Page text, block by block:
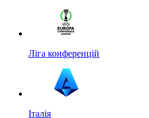
Ліга конференцій
Італія